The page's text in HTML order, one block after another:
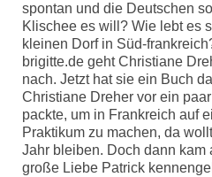
spontan und die Deutschen
Klischee es will? Wie lebt es
kleinen Dorf in Süd-
brigitte.de geht Christiane
nach. Jetzt hat sie ein Buch
Christiane Dreher vor ein
packte, um in Frankreich auf
Praktikum zu machen, da
Jahr bleiben. Doch dann kam
große Liebe Patrick